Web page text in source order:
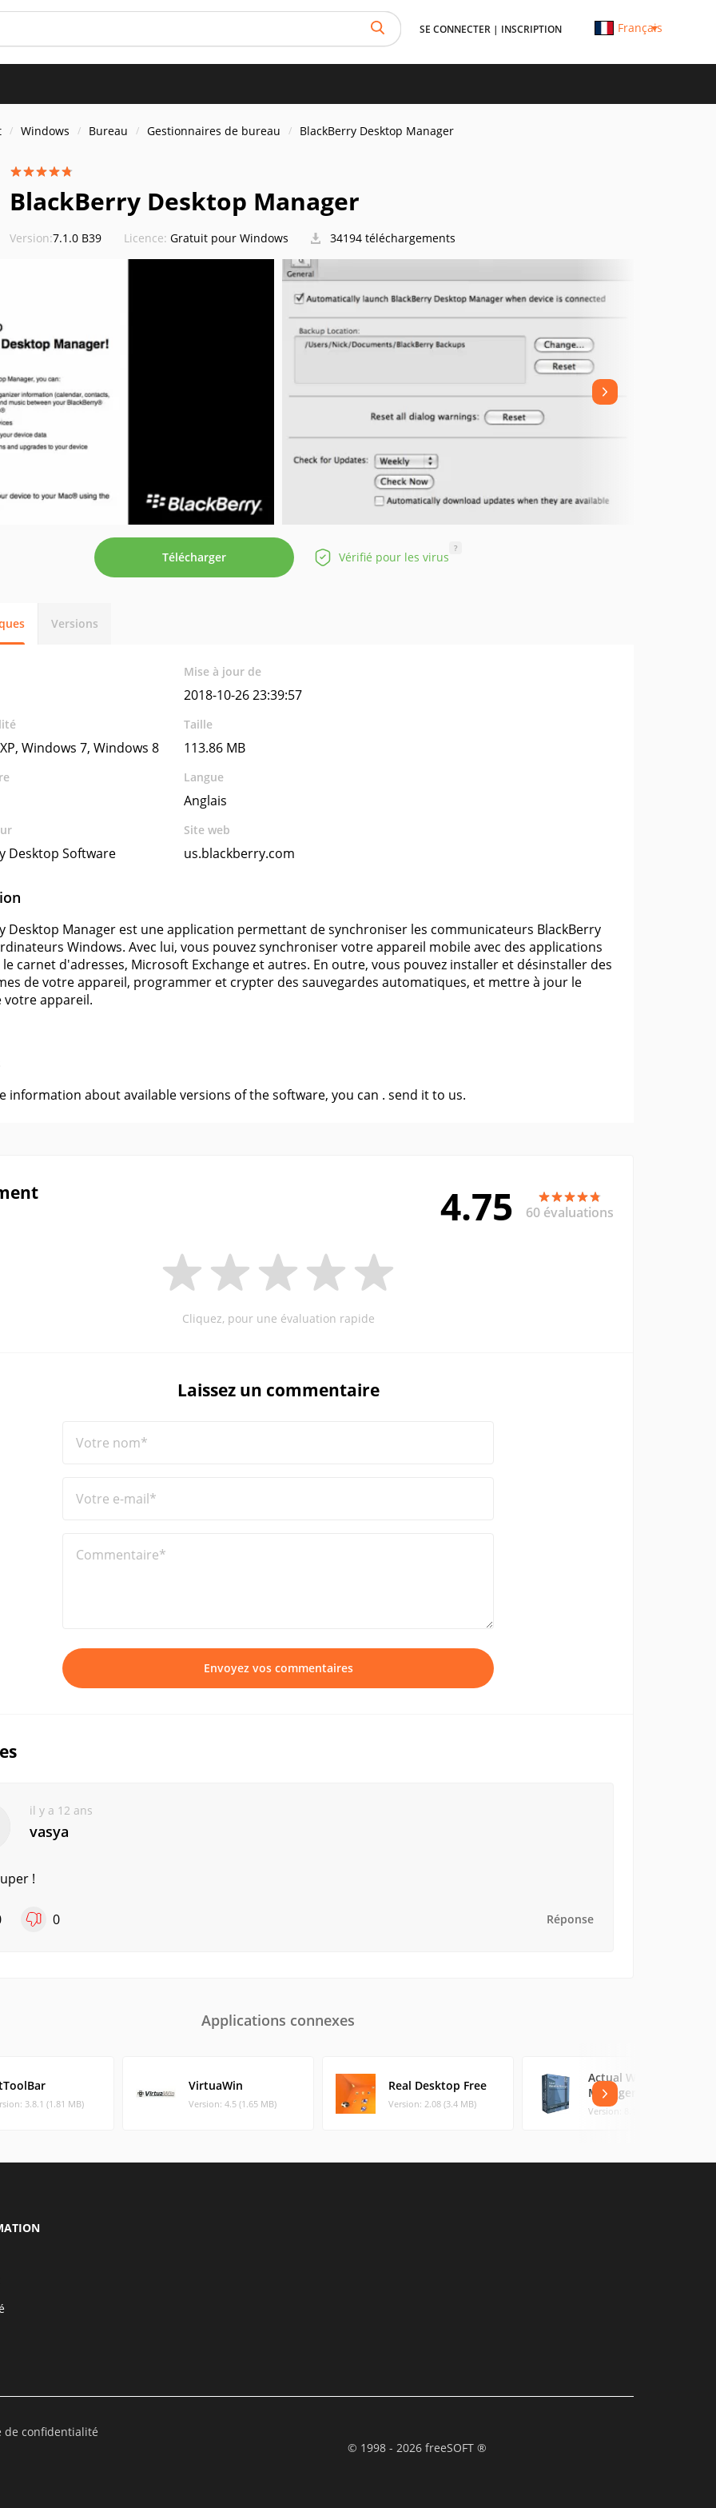
SE CONNECTER | INSCRIPTION Français
Windows Bureau Gestionnaires de bureau BlackBerry Desktop Manager
BlackBerry Desktop Manager
Version:7.1.0 B39 Licence: Gratuit pour Windows 34194 téléchargements
Télécharger Vérifié pour les virus
?
Versions
Mise à jour de
2018-10-26 23:39:57
Windows 7, Windows 8
Taille
113.86 MB
Langue
Anglais
Desktop Software
Site web
us.blackberry.com
Desktop Manager est une application permettant de synchroniser les communicateurs BlackBerry
Windows. Avec lui, vous pouvez synchroniser votre appareil mobile avec des applications
carnet d'adresses, Microsoft Exchange et autres. En outre, vous pouvez installer et désinstaller des
de votre appareil, programmer et crypter des sauvegardes automatiques, et mettre à jour le
votre appareil.
information about available versions of the software, you can . send it to us.
4.75 60 évaluations
Cliquez, pour une évaluation rapide
Laissez un commentaire
Votre nom*
Votre e-mail*
Commentaire*
Envoyez vos commentaires
il y a 12 ans
vasya
!
0 Réponse
Applications connexes
3.8.1 (1.81 MB)
VirtuaWin
Version: 4.5 (1.65 MB)
Real Desktop Free
Version: 2.08 (3.4 MB)
Actual Window
Manager
Version: 8.14.6.1 (10.78 MB)
de confidentialité
© 1998 - 2026 freeSOFT ®